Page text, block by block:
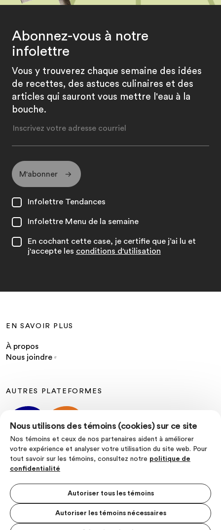
Nous utilisons des témoins (cookies) sur ce site
Nos témoins et ceux de nos partenaires aident à améliorer
votre expérience et analyser votre utilisation du site web. Pour
tout savoir sur les témoins, consultez notre politique de
confidentialité
Autoriser tous les témoins
Autoriser les témoins nécessaires
Abonnez-vous à notre
infolettre
Vous y trouverez chaque semaine des idées
de recettes, des astuces culinaires et des
articles qui sauront vous mettre l'eau à la
bouche.
M'abonner
Infolettre Tendances
Infolettre Menu de la semaine
En cochant cette case, je certifie que j’ai lu et
j'accepte les conditions d'utilisation
EN SAVOIR PLUS
À propos
Nous joindre
AUTRES PLATEFORMES
Politique de confidentialité